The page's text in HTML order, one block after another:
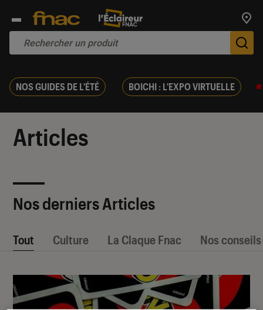
NOS GUIDES DE L'ÉTÉ BOICHI : L'EXPO VIRTUELLE
Articles
Nos derniers Articles
Tout Culture La Claque Fnac Nos conseils